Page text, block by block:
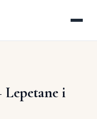
Lepetane i